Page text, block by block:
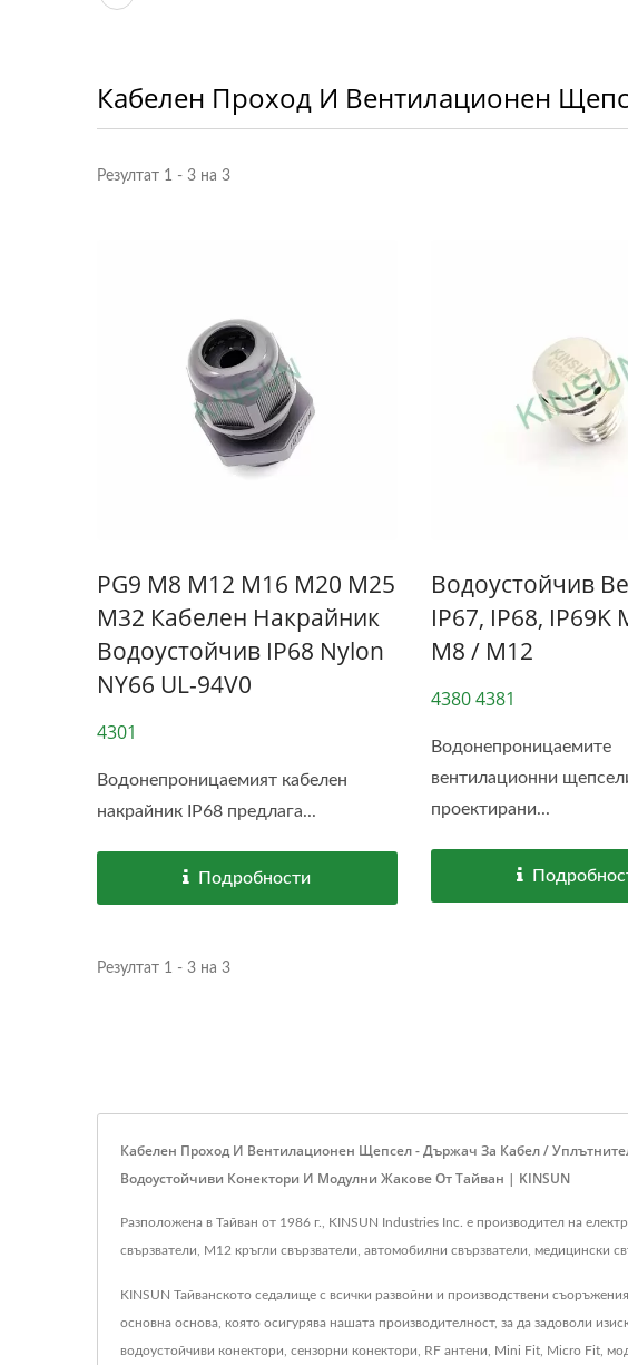
Кабелен Проход И Вентилационен
Резултат 1 - 3 на 3
PG9 M8 M12 M16 M20 M25
M32 Кабелен Накрайник
Водоустойчив IP68 Nylon
NY66 UL-94V0
4301
Водонепроницаемият кабелен
накрайник IP68 предлага...
Подробности
Водоустойчив
IP67, IP68, IP69K
M8 / M12
4380 4381
Водонепроницаемите
вентилационни
проектирани...
Резултат 1 - 3 на 3
Водоустойчив IP68 USB
Type-C Конектор
THR/SMD
Кабелен Проход И Вентилационен Щепсел - Държач За Кабел /
Водоустойчиви Конектори И Модулни Жакове От Тайван | KINSUN
Разположена в Тайван от 1986 г., KINSUN Industries Inc. е производител на
свързватели, M12 кръгли свързватели, автомобилни свързватели, медицински
KINSUN Тайванското седалище с всички развойни и производствени
основна основа, която осигурява нашата производителност, за да задоволи
водоустойчиви конектори, сензорни конектори, RF антени, Mini Fit, Micro Fit,